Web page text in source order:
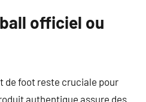
officiel ou
de foot reste cruciale pour
authentique assure des